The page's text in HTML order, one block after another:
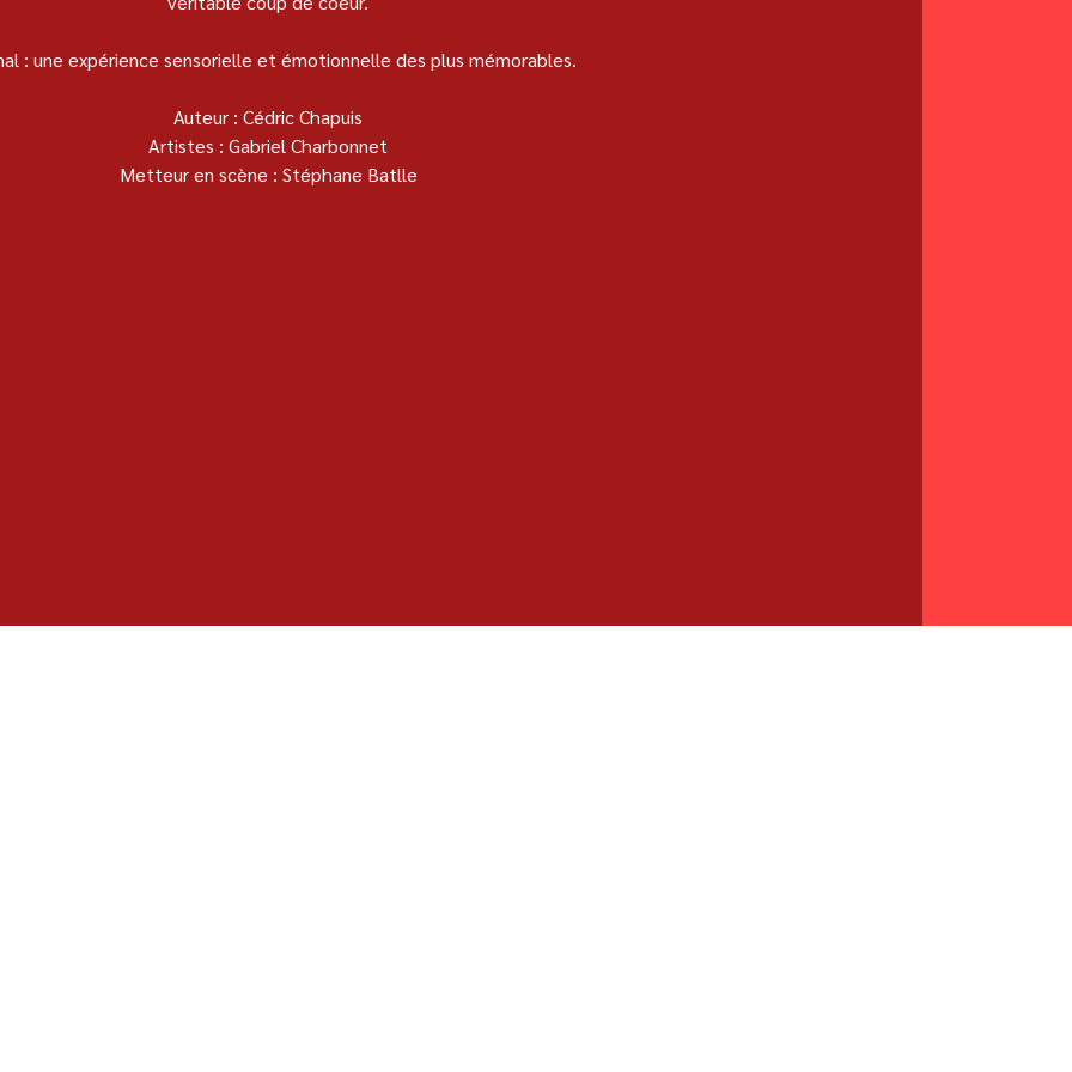
: une expérience sensorielle et émotionnelle des plus mémorables.
Auteur : Cédric Chapuis
Artistes : Gabriel Charbonnet
Metteur en scène : Stéphane Batlle